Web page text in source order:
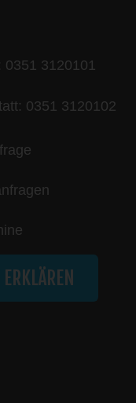
0351 3120101
0351 3120102